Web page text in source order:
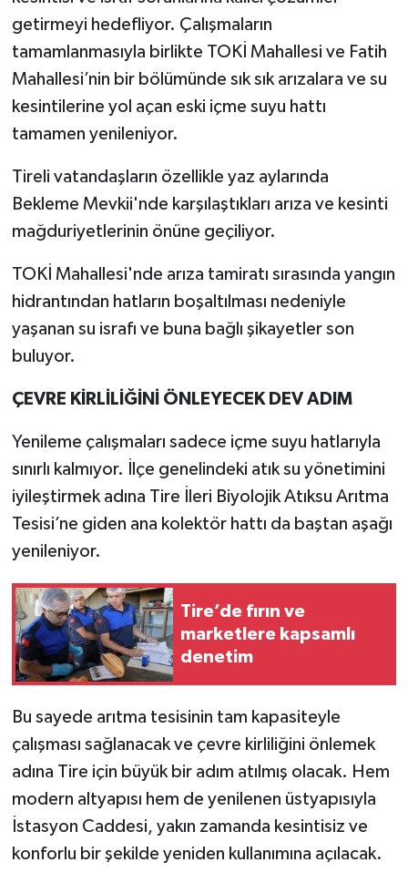
getirmeyi hedefliyor. Çalışmaların
tamamlanmasıyla birlikte TOKİ Mahallesi ve Fatih
Mahallesi’nin bir bölümünde sık sık arızalara ve su
kesintilerine yol açan eski içme suyu hattı
tamamen yenileniyor.
Tireli vatandaşların özellikle yaz aylarında
Bekleme Mevkii'nde karşılaştıkları arıza ve kesinti
mağduriyetlerinin önüne geçiliyor.
TOKİ Mahallesi'nde arıza tamiratı sırasında yangın
hidrantından hatların boşaltılması nedeniyle
yaşanan su israfı ve buna bağlı şikayetler son
buluyor.
ÇEVRE KİRLİLİĞİNİ ÖNLEYECEK DEV ADIM
Yenileme çalışmaları sadece içme suyu hatlarıyla
sınırlı kalmıyor. İlçe genelindeki atık su yönetimini
iyileştirmek adına Tire İleri Biyolojik Atıksu Arıtma
Tesisi’ne giden ana kolektör hattı da baştan aşağı
yenileniyor.
Tire’de fırın ve
marketlere kapsamlı
denetim
Bu sayede arıtma tesisinin tam kapasiteyle
çalışması sağlanacak ve çevre kirliliğini önlemek
adına Tire için büyük bir adım atılmış olacak. Hem
modern altyapısı hem de yenilenen üstyapısıyla
İstasyon Caddesi, yakın zamanda kesintisiz ve
konforlu bir şekilde yeniden kullanımına açılacak.